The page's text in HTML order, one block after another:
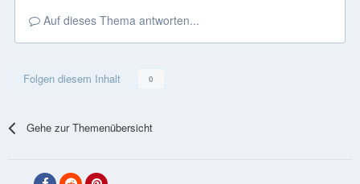
Auf dieses Thema antworten...
Folgen diesem Inhalt 0
Gehe zur Themenübersicht